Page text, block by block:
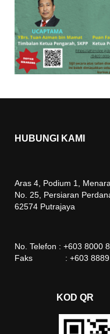
HUBUNGI KAMI
Aras 4, Podium 1,
No. 25, Persiaran
62574 Putrajaya
No. Telefon : +603 8000
Faks : +603 8889
KOD QR